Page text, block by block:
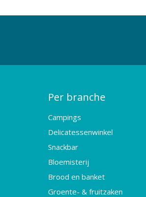
Per branche
Campings
Delicatessenwinkel
Snackbar
Bloemisterij
Brood en banket
Groente- & fruitzaken